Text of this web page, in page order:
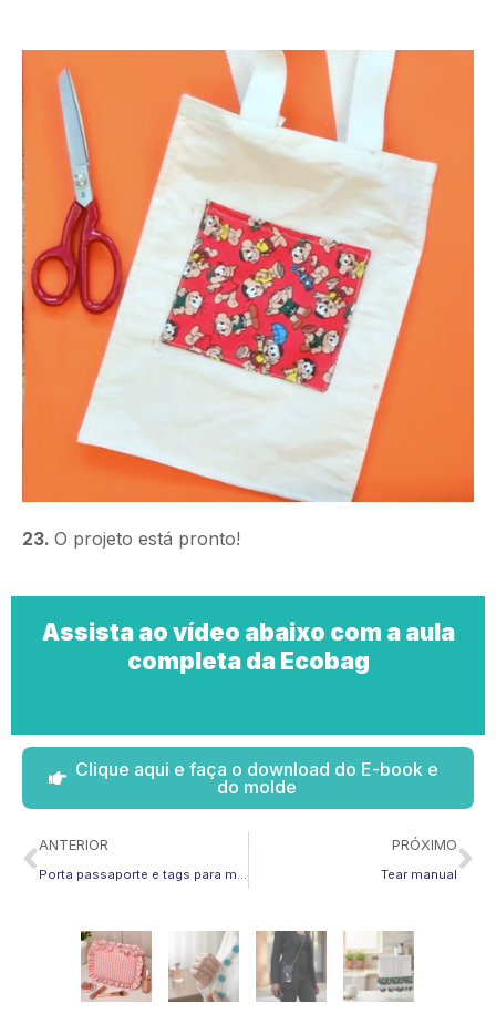
23. O projeto está pronto!
Assista ao vídeo abaixo com a aula
completa da Ecobag
Clique aqui e faça o download do E-book e
do molde
Anterior
ANTERIOR
Porta passaporte e tags para mala
PRÓXIMO
Tear manual
Nécessaire Romântica
Leia mais